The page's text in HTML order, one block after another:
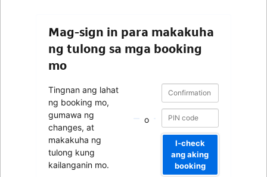
Mag-sign in para makakuha
ng tulong sa mga booking
mo
Tingnan ang lahat
ng booking mo,
gumawa ng
changes, at
makakuha ng
tulong kung
kailanganin mo.
o
Confirmation
number
Confirmation
number
I-check
ang aking
booking